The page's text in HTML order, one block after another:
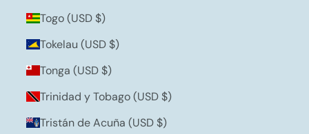
Togo (USD $)
Tokelau (USD $)
Tonga (USD $)
Trinidad y Tobago (USD $)
Tristán de Acuña (USD $)